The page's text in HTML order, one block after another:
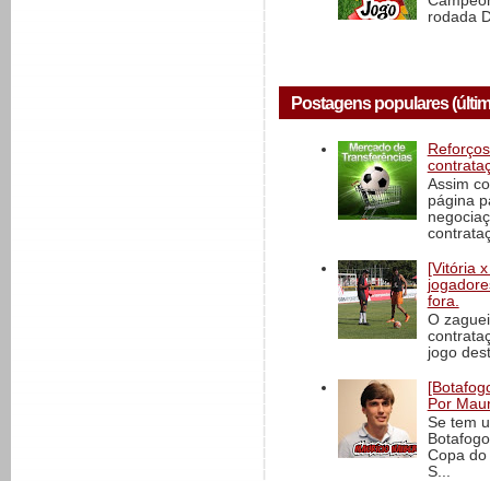
rodada
Postagens populares
Assim
página
[Vitória
fora.
O
jogo
Por
Se tem
Copa
S...